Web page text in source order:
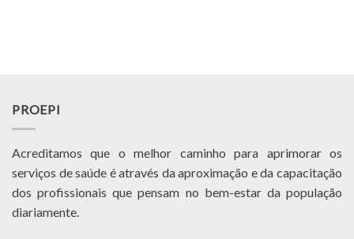
PROEPI
Acreditamos que o melhor caminho para aprimorar os
serviços de saúde é através da aproximação e da capacitação
dos profissionais que pensam no bem-estar da população
diariamente.